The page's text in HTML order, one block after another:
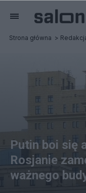
Strona główna
Putin boi się
Rosjanie
ważnego